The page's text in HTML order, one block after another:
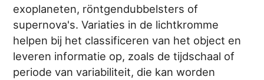
exoplaneten, röntgendubbelsters of
supernova's. Variaties in de lichtkromme
helpen bij het classificeren van het object en
leveren informatie op, zoals de tijdschaal of
periode van variabiliteit, die kan worden